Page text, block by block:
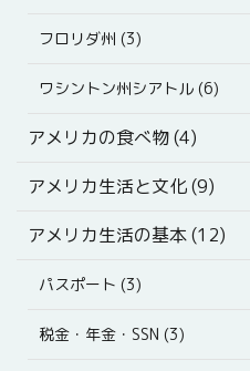
フロリダ州 (3)
ワシントン州シアトル (6)
アメリカの食べ物 (4)
アメリカ生活と文化 (9)
アメリカ生活の基本 (12)
パスポート (3)
税金・年金・SSN (3)